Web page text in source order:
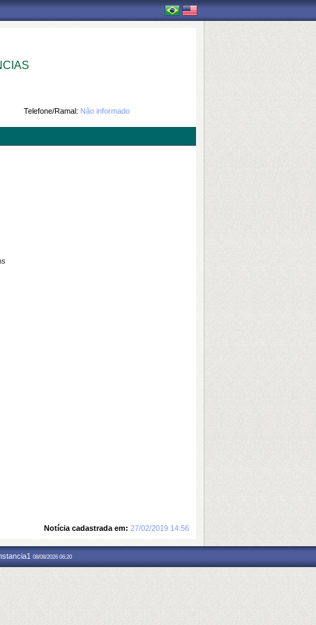
Telefone/Ramal: Não informado
Notícia cadastrada em: 27/02/2019 14:56
08/08/2026 06:20